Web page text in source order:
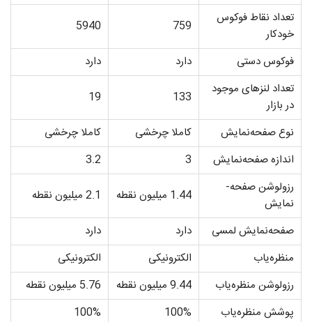
تعداد نقاط فوکوس
خودکار
759
5940
فوکوس دستی دارد
دارد
تعداد لنزهای موجود
در بازار
133
19
نوع صفحه‌­نمایش کاملا چرخشی
کاملا چرخشی
اندازه صفحه­‌نمایش
3
3.2
رزولوشن صفحه‌­
نمایش
1.44 میلیون نقطه 2.1 میلیون نقطه
صفحه­‌نمایش لمسی دارد
دارد
منظره‌­یاب
الکترونیکی
الکترونیکی
رزولوشن منظره‌­یاب
9.44 میلیون نقطه
5.76 میلیون نقطه
پوشش منظره­‌یاب
100%
100%